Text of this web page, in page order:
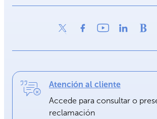
Atención al cliente
Accede para consultar o
reclamación